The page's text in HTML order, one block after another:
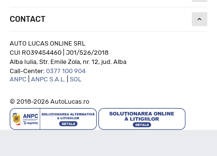
CONTACT
AUTO LUCAS ONLINE SRL
CUI RO39454460 | J01/526/2018
Alba Iulia, Str. Emile Zola, nr. 12, jud. Alba
Call-Center: 0377 100 904
ANPC
ANPC S.A.L. SOL
© 2018-2026 AutoLucas.ro